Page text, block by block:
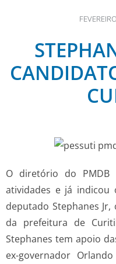
O diretório do PMDB
atividades e já
deputado Stephanes
da prefeitura de
Stephanes tem apoio
ex-governador